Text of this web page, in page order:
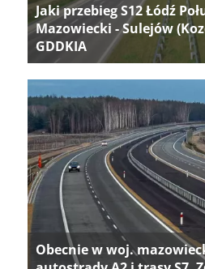
Jaki przebieg S12 Łódź
Mazowiecki - Sulejów
GDDKIA
Obecnie w woj.